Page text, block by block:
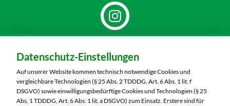
MARKTKAUF Nürnberg-Mögeldorf
Laufamholzstraße 40/42
90482 Nürnberg
Telefon:0911 54340
Datenschutz-Einstellungen
Auf unserer Website kommen technisch notwendige Cookies und
vergleichbare Technologien (§ 25 Abs. 2 TDDDG, Art. 6 Abs. 1 lit. f
DSGVO) sowie einwilligungsbedürftige Cookies und Technologien (§ 25
Abs. 1 TDDDG, Art. 6 Abs. 1 lit. a DSGVO) zum Einsatz. Erstere sind für